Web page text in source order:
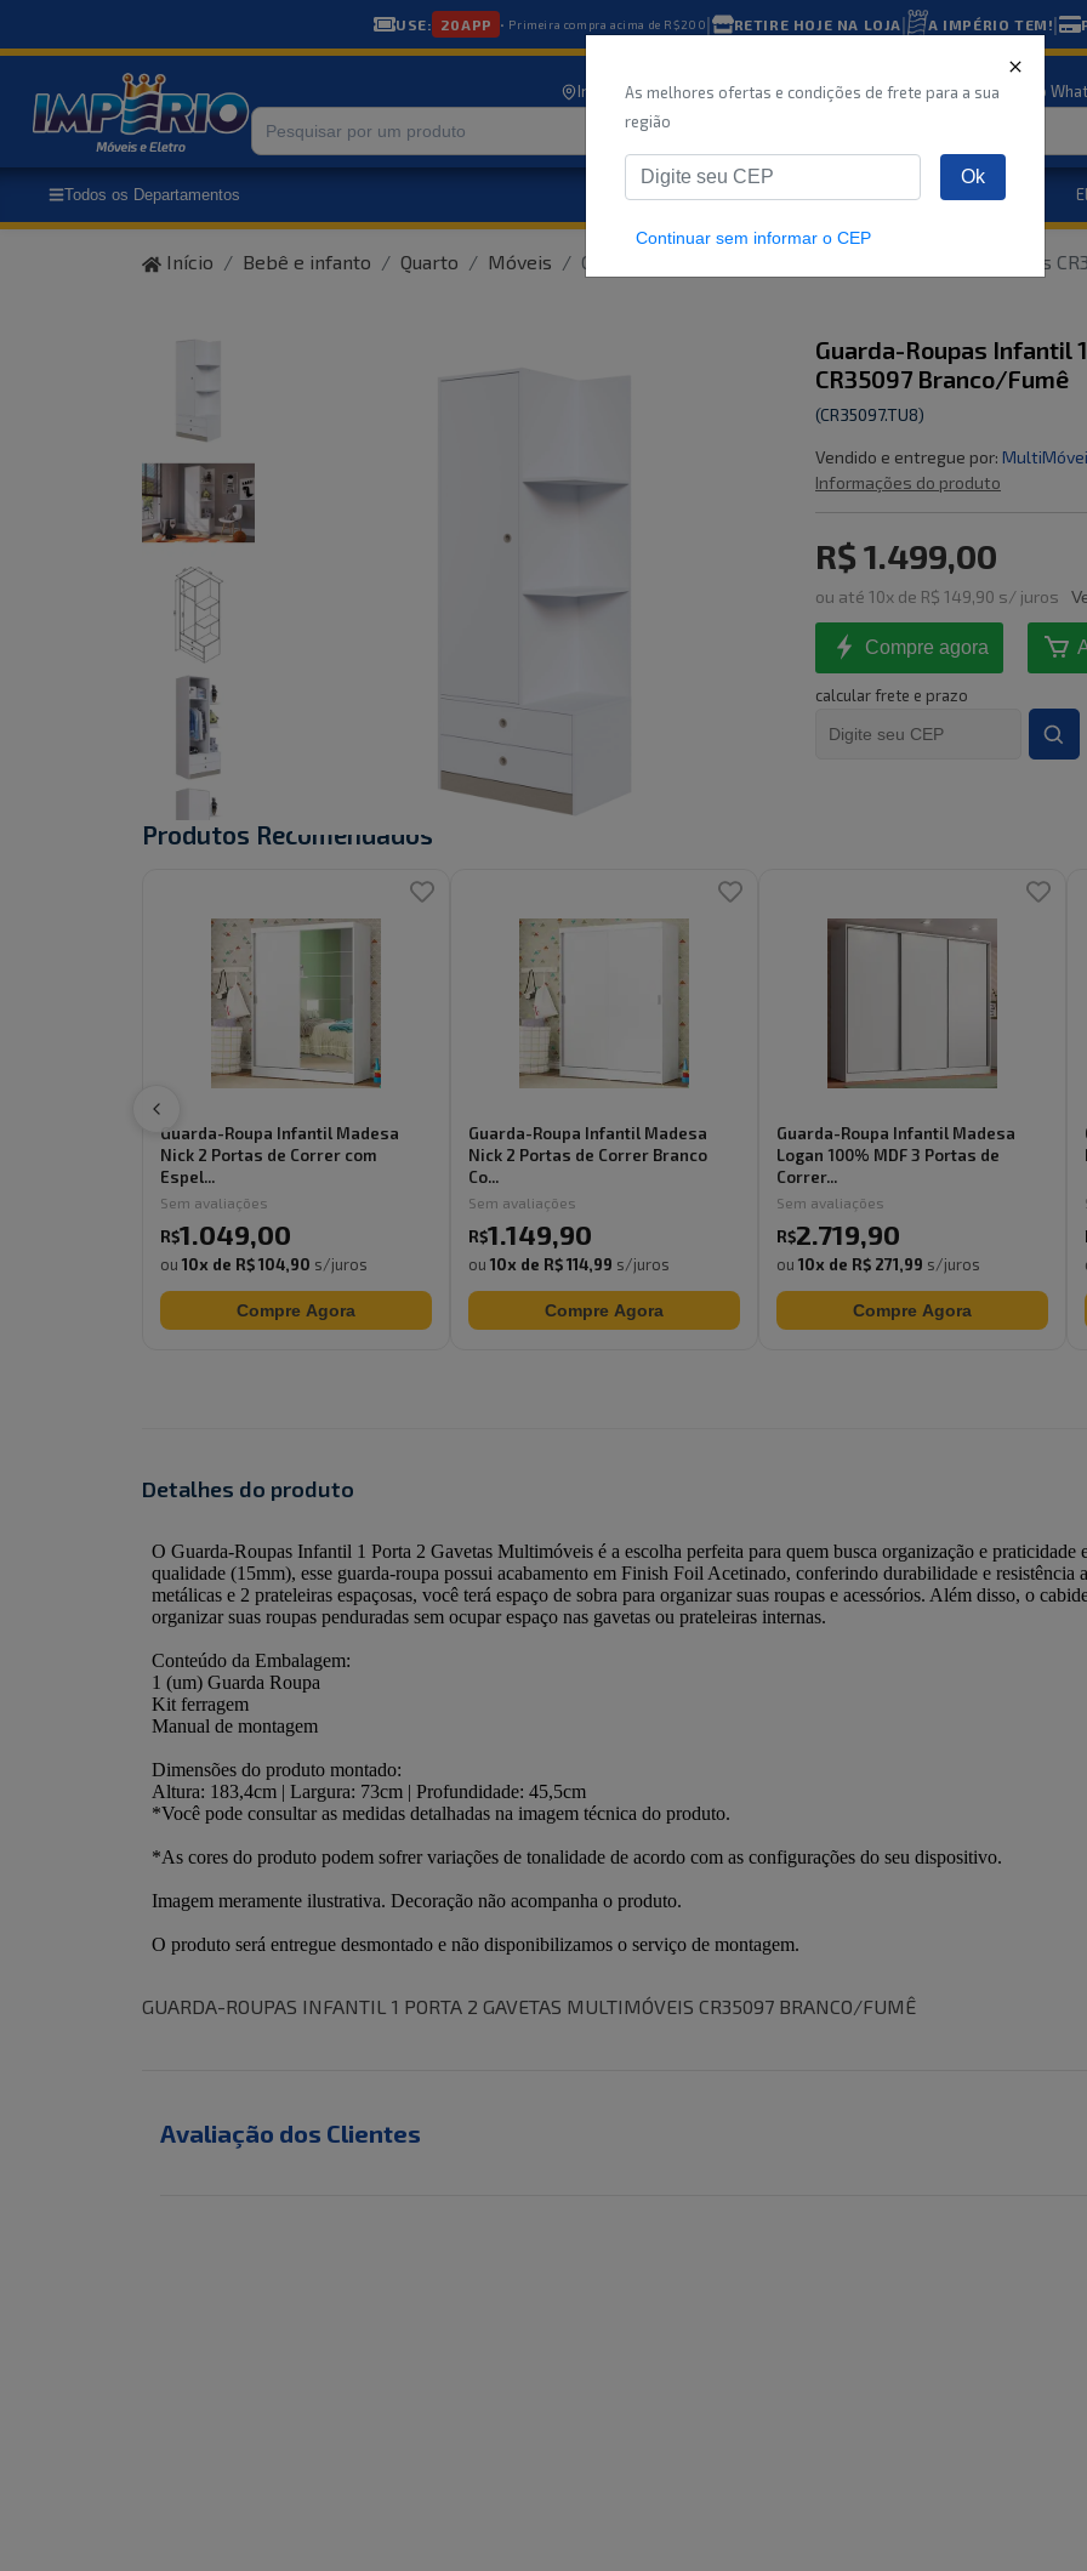
USE: 20APP • Primeira compra acima de R$200| RETIRE HOJE NA LOJA| A IMPÉRIO TEM!|
Informe seu CEP Nossas lojas Atendimento Compre pelo
Todos os Departamentos Eletrodomésticos
Início Bebê e infanto Quarto Móveis Guarda-Roupas Infantil 1 Porta 2 Gavetas Multimóveis
Guarda-Roupas Infantil
CR35097 Branco/Fumê
(CR35097.TU8)
Vendido e entregue por:
Informações do produto
R$ 1.499,00
ou até 10x de R$ 149,90 s/ juros
Compre agora
calcular frete e prazo
Produtos Recomendados
Guarda-Roupa Infantil Madesa
Nick 2 Portas de Correr com
Espel...
Sem avaliações
R$1.049,00
ou 10x de R$ 104,90 s/juros
Compre Agora
Guarda-Roupa Infantil Madesa
Nick 2 Portas de Correr Branco
Co...
Sem avaliações
R$1.149,90
ou 10x de R$ 114,99 s/juros
Compre Agora
Guarda-Roupa Infantil Madesa
Logan 100% MDF 3 Portas de
Correr...
Sem avaliações
R$2.719,90
ou 10x de R$ 271,99 s/juros
Compre Agora
Detalhes do produto
GUARDA-ROUPAS INFANTIL 1 PORTA 2 GAVETAS MULTIMÓVEIS CR35097 BRANCO/FUMÊ
Avaliação dos Clientes
As melhores ofertas e condições de frete para a sua
região
Ok
Continuar sem informar o CEP